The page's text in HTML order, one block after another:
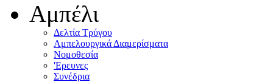
Αμπέλι
Δελτία Τρύγου
Αμπελουργικά Διαμερίσματα
Nομοθεσία
'Eρευνες
Συνέδρια